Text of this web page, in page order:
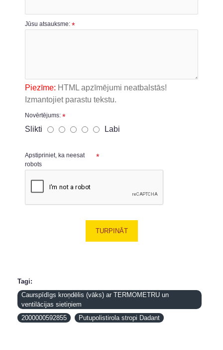
Jūsu atsauksme:
Piezīme: HTML apzīmējumi neatbalstās!
Izmantojiet parastu tekstu.
Novērtējums:
Slikti Labi
Apstipriniet, ka neesat
robots
TURPINĀT
Tagi:
Caurspīdīgs kroņdēlis (vāks) ar TERMOMETRU un
ventilācijas sietiņiem
2000000592855
Putupolistirola stropi Dadant